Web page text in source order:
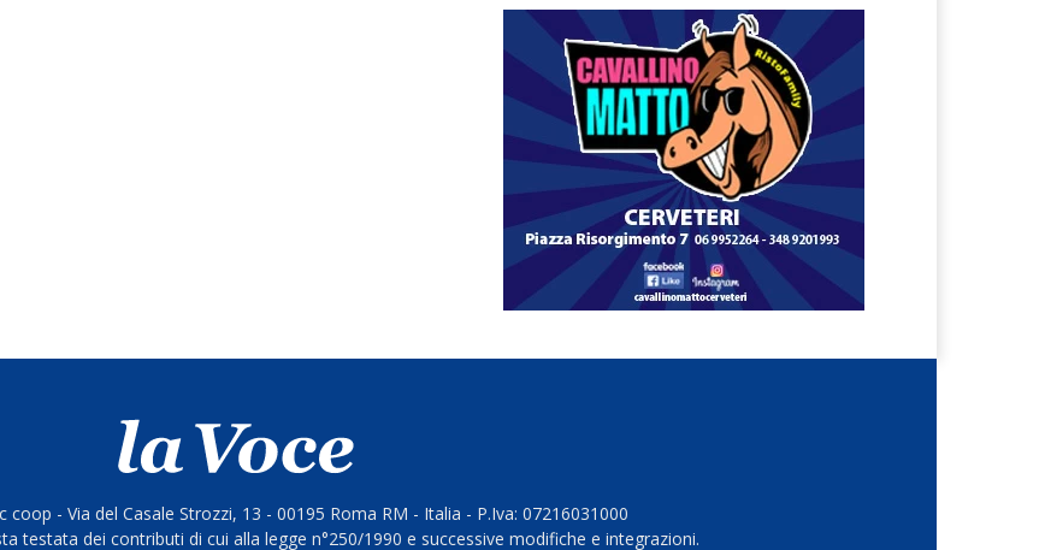
coop - Via del Casale Strozzi, 13 - 00195 Roma RM - Italia - P.Iva: 07216031000
testata dei contributi di cui alla legge n°250/1990 e successive modifiche e integrazioni.